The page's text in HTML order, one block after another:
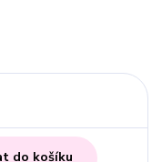
do košíku